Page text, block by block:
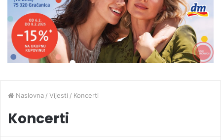
Naslovna / Vijesti / Koncerti
Koncerti